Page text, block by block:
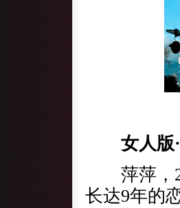
女人版
萍萍，27
长达9年的